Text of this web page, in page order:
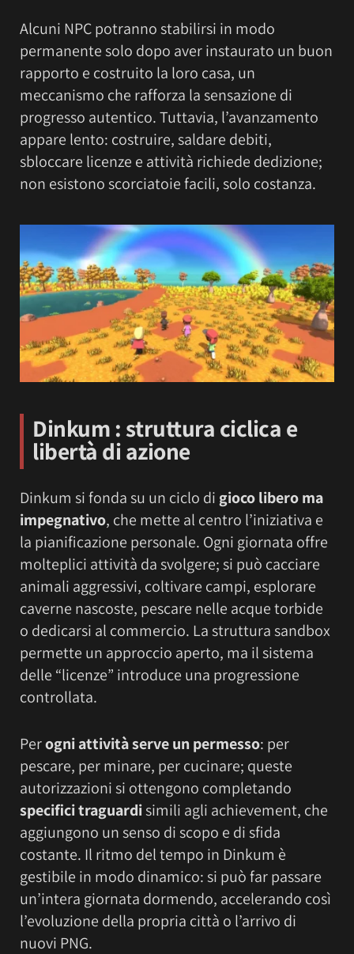
Alcuni NPC potranno stabilirsi in modo
permanente solo dopo aver instaurato un buon
rapporto e costruito la loro casa, un
meccanismo che rafforza la sensazione di
progresso autentico. Tuttavia, l’avanzamento
appare lento: costruire, saldare debiti,
sbloccare licenze e attività richiede dedizione;
non esistono scorciatoie facili, solo costanza.
Dinkum : struttura ciclica e
libertà di azione
Dinkum si fonda su un ciclo di gioco libero ma
impegnativo, che mette al centro l’iniziativa e
la pianificazione personale. Ogni giornata offre
molteplici attività da svolgere; si può cacciare
animali aggressivi, coltivare campi, esplorare
caverne nascoste, pescare nelle acque torbide
o dedicarsi al commercio. La struttura sandbox
permette un approccio aperto, ma il sistema
delle “licenze” introduce una progressione
controllata.
Perogni attività serve un permesso: per
pescare, per minare, per cucinare; queste
autorizzazioni si ottengono completando
specifici traguardisimili agli achievement, che
aggiungono un senso di scopo e di sfida
costante. Il ritmo del tempo in Dinkum è
gestibile in modo dinamico: si può far passare
un’intera giornata dormendo, accelerando così
l’evoluzione della propria città o l’arrivo di
nuovi PNG.